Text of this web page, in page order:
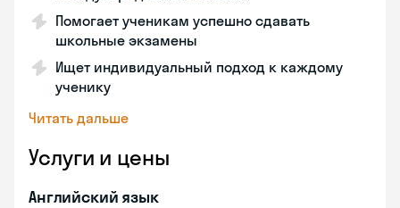
Помогает ученикам успешно сдавать
школьные экзамены
Ищет индивидуальный подход к каждому
ученику
Читать дальше
Услуги и цены
Английский язык